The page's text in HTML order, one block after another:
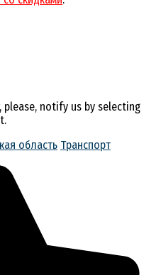
notify us by selecting
область Транспорт